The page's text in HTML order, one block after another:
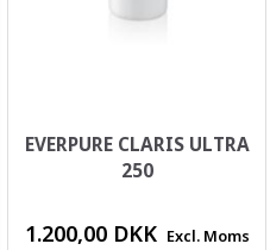
EVERPURE CLARIS ULTRA
250
1.200,00 DKK Excl. Moms